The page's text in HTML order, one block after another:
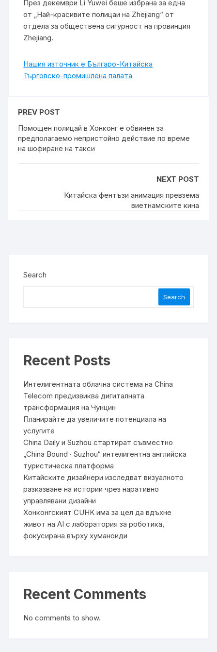
През декември Li Yuwei беше избрана за една
от „Най-красивите полицаи на Zhejiang“ от
отдела за обществена сигурност на провинция
Zhejiang.
Нашия източник е Българо-Китайска
Търговско-промишлена палaта
PREV POST
Помощен полицай в Хонконг е обвинен за
предполагаемо непристойно действие по време
на шофиране на такси
NEXT POST
Китайска фентъзи анимация превзема
виетнамските кина
Search
Search
Recent Posts
Интелигентната облачна система на China
Telecom предизвиква дигиталната
трансформация на Чунцин
Планирайте да увеличите потенциала на
услугите
China Daily и Suzhou стартират съвместно
„China Bound · Suzhou“ интелигентна английска
туристическа платформа
Китайските дизайнери изследват визуалното
разказване на истории чрез наративно
управлявани дизайни
Хонконгският CUHK има за цел да вдъхне
живот на AI с лаборатория за роботика,
фокусирана върху хуманоиди
Recent Comments
No comments to show.